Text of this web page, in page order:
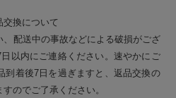
交換について
、配送中の事故などによる破損がござ
以内にご連絡ください。速やかにご
到着後7日を過ぎますと、返品交換の
のでご了承ください。